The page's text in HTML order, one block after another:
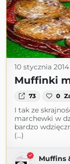
10 stycznia 2014
Muffinki
73 0
I tak ze
marchewki w
bardzo
(...)
Muffins